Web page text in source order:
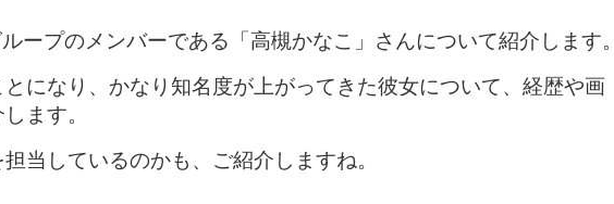
ープのメンバーである「高槻かなこ」さんについて紹介します。
になり、かなり知名度が上がってきた彼女について、経歴や画
ます。
当しているのかも、ご紹介しますね。